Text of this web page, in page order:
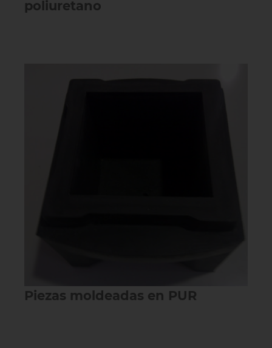
poliuretano
Piezas moldeadas en PUR